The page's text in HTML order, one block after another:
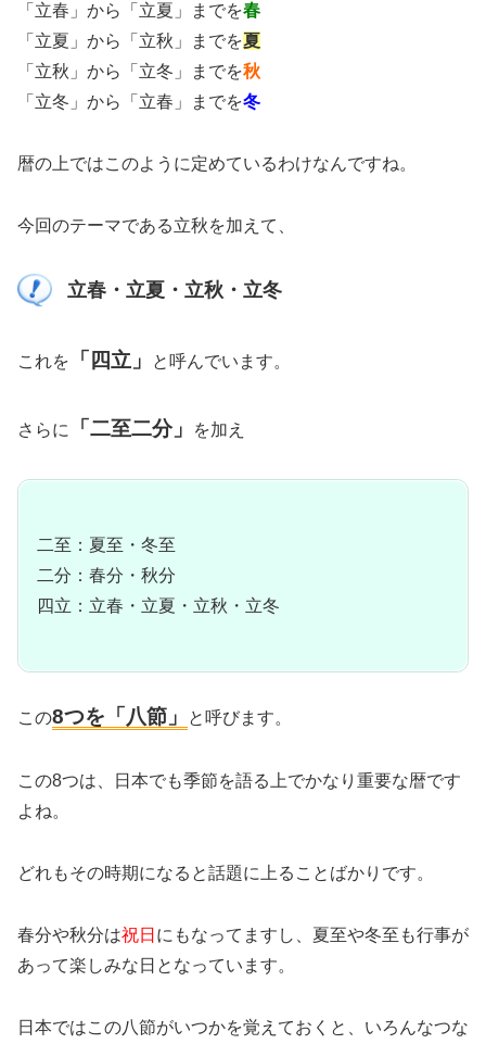
「立春」から「立夏」までを春
「立夏」から「立秋」までを夏
「立秋」から「立冬」までを秋
「立冬」から「立春」までを冬
暦の上ではこのように定めているわけなんですね。
今回のテーマである立秋を加えて、
立春・立夏・立秋・立冬
これを 「四立」 と呼んでいます。
さらに 「二至二分」 を加え
二至：夏至・冬至
二分：春分・秋分
四立：立春・立夏・立秋・立冬
この8つを「八節」 と呼びます。
この8つは、日本でも季節を語る上でかなり重要な暦です
よね。
どれもその時期になると話題に上ることばかりです。
春分や秋分は祝日 にもなってますし、夏至や冬至も行事が
あって楽しみな日となっています。
日本ではこの八節がいつかを覚えておくと、いろんなつな